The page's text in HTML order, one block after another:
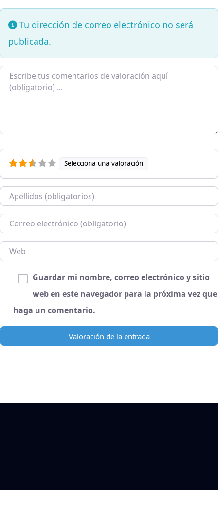
Tu dirección de correo electrónico no será
publicada.
Texto de la reseña
Selecciona una valoración
Nombre
Correo electrónico
Web
Guardar mi nombre, correo electrónico y sitio
web en este navegador para la próxima vez que
haga un comentario.